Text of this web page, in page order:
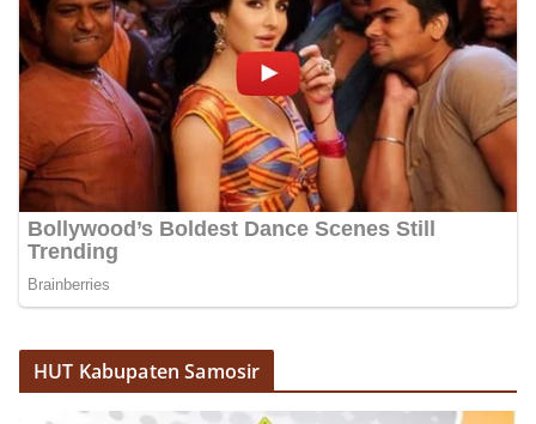
HUT Kabupaten Samosir